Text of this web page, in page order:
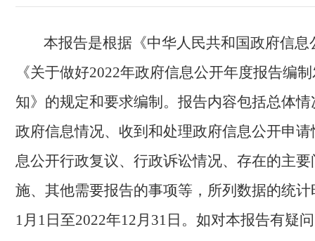
本报告是根据 《中华人民共和国政府信
《关于做好2022年政府信息公开年度报告编
知》的规定和要求编制。报告内容包括总体
政府信息情况、 收到和处理政府信息公开申请
息公开行政复议、行政诉讼情况、 存在的主
施、 其他需要报告的事项等， 所列数据的统计
1月1日至2022年12月31日 。 如对本报告有疑